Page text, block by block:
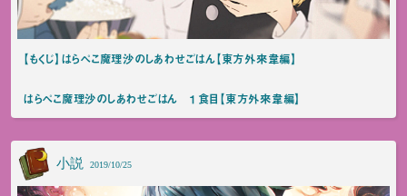
【もくじ】はらぺこ魔理沙のしあわせごはん【東方外來韋編】
はらぺこ魔理沙のしあわせごはん １食目【東方外來韋編】
小説 2019/10/25